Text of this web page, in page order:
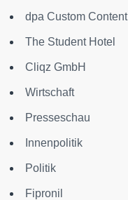
dpa Custom Content
The Student Hotel
Cliqz GmbH
Wirtschaft
Presseschau
Innenpolitik
Politik
Fipronil